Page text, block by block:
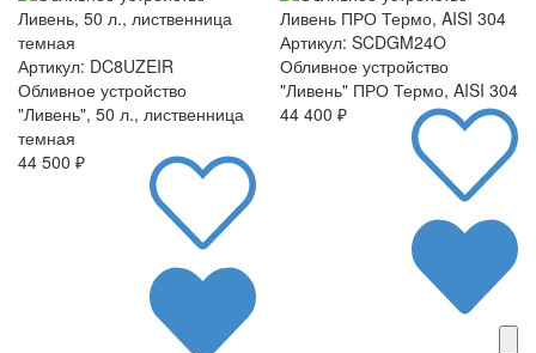
Артикул: DC8UZEIR
Обливное устройство
"Ливень", 50 л., лиственница
темная
44 500 ₽
Артикул: SCDGM24O
Обливное устройство
"Ливень" ПРО Термо, AISI 304
44 400 ₽